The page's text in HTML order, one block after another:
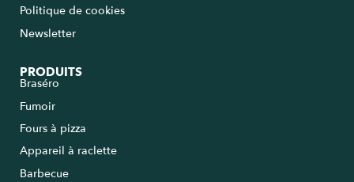
Politique de cookies
Newsletter
PRODUITS
Braséro
Fumoir
Fours à pizza
Appareil à raclette
Barbecue